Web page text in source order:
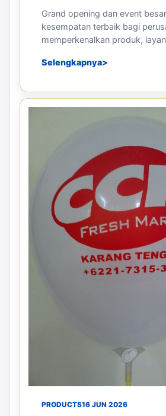
Grand opening dan event
kesempatan terbaik bagi
memperkenalkan produk,
Selengkapnya
PRODUCTS16 JUN 2026